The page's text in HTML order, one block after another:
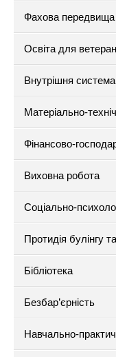
Фахова передвища
Освіта для
Внутрішня система
Матеріально-
Фінансово-
Виховна робота
Соціально-
Протидія булінгу
Бібліотека
Безбар’єрність
Навчально-